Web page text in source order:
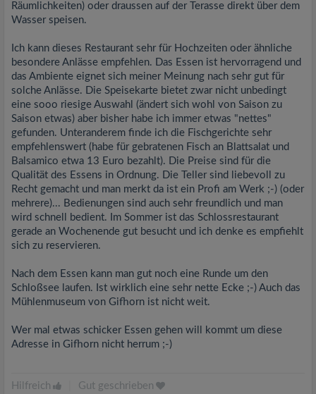
Räumlichkeiten) oder draussen auf der Terasse direkt über dem
Wasser speisen.
Ich kann dieses Restaurant sehr für Hochzeiten oder ähnliche
besondere Anlässe empfehlen. Das Essen ist hervorragend und
das Ambiente eignet sich meiner Meinung nach sehr gut für
solche Anlässe. Die Speisekarte bietet zwar nicht unbedingt
eine sooo riesige Auswahl (ändert sich wohl von Saison zu
Saison etwas) aber bisher habe ich immer etwas "nettes"
gefunden. Unteranderem finde ich die Fischgerichte sehr
empfehlenswert (habe für gebratenen Fisch an Blattsalat und
Balsamico etwa 13 Euro bezahlt). Die Preise sind für die
Qualität des Essens in Ordnung. Die Teller sind liebevoll zu
Recht gemacht und man merkt da ist ein Profi am Werk ;-) (oder
mehrere)... Bedienungen sind auch sehr freundlich und man
wird schnell bedient. Im Sommer ist das Schlossrestaurant
gerade an Wochenende gut besucht und ich denke es empfiehlt
sich zu reservieren.
Nach dem Essen kann man gut noch eine Runde um den
Schloßsee laufen. Ist wirklich eine sehr nette Ecke ;-) Auch das
Mühlenmuseum von Gifhorn ist nicht weit.
Wer mal etwas schicker Essen gehen will kommt um diese
Adresse in Gifhorn nicht herrum ;-)
Hilfreich Gut geschrieben